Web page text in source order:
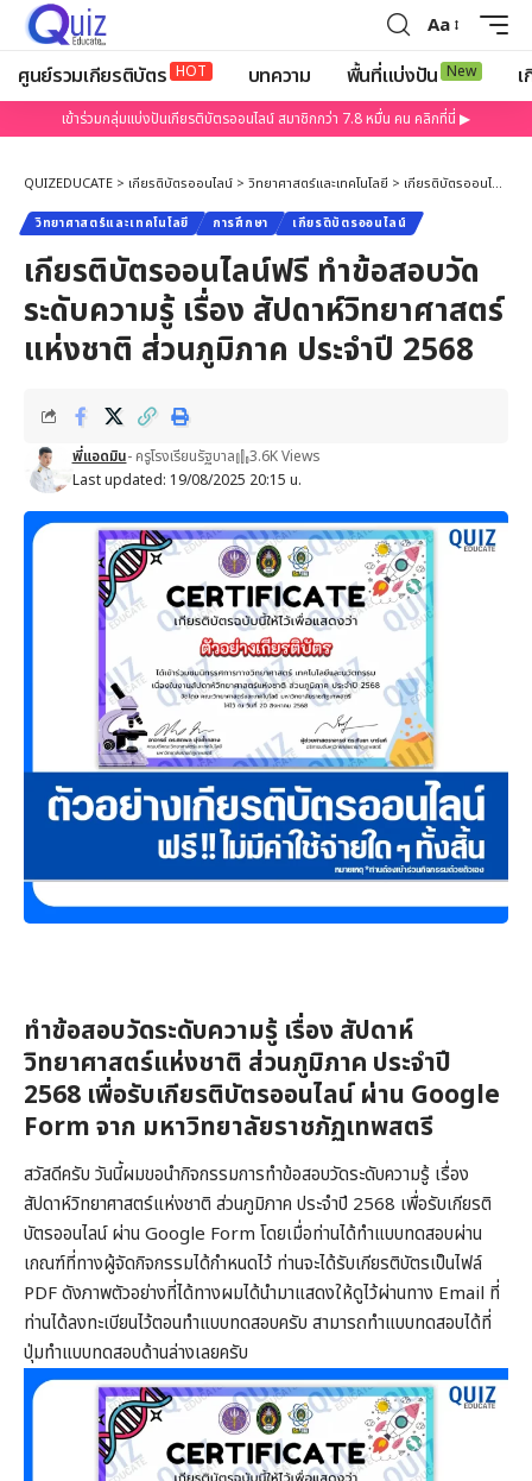
Aa
ศูนย์รวมเกียรติบัตร HOT บทความ พื้นที่แบ่งปัน New
เข้าร่วมกลุ่มแบ่งปันเกียรติบัตรออนไลน์ สมาชิกกว่า 7.8 หมื่น คน คลิกที่นี่ ▶
QUIZEDUCATE > เกียรติบัตรออนไลน์ > วิทยาศาสตร์และเทคโนโลยี > เกียรติบัตรออนไลน์ฟรี ทำข้อสอบวัดระดับความรู้ เรื่อง สัปดาห์วิทยาศาสตร์แห่งชาติ ส่วนภูมิภาค ประจำปี 2568
วิทยาศาสตร์และเทคโนโลยี การศึกษา เกียรติบัตรออนไลน์
เกียรติบัตรออนไลน์ฟรี ทำข้อสอบวัด
ระดับความรู้ เรื่อง สัปดาห์วิทยาศาสตร์
แห่งชาติ ส่วนภูมิภาค ประจำปี 2568
Last updated: 19/08/2025 20:15 น.
พี่แอดมิน- ครูโรงเรียนรัฐบาล 3.6K Views
ทำข้อสอบวัดระดับความรู้ เรื่อง สัปดาห์
วิทยาศาสตร์แห่งชาติ ส่วนภูมิภาค ประจำปี
2568 เพื่อรับเกียรติบัตรออนไลน์ ผ่าน Google
Form จาก มหาวิทยาลัยราชภัฏเทพสตรี
สวัสดีครับ วันนี้ผมขอนำกิจกรรมการทำข้อสอบวัดระดับความรู้ เรื่อง
สัปดาห์วิทยาศาสตร์แห่งชาติ ส่วนภูมิภาค ประจำปี 2568 เพื่อรับเกียรติ
บัตรออนไลน์ ผ่าน Google Form โดยเมื่อท่านได้ทำแบบทดสอบผ่าน
เกณฑ์ที่ทางผู้จัดกิจกรรมได้กำหนดไว้ ท่านจะได้รับเกียรติบัตรเป็นไฟล์
PDF ดังภาพตัวอย่างที่ได้ทางผมได้นำมาแสดงให้ดูไว้ผ่านทาง Email ที่
ท่านได้ลงทะเบียนไว้ตอนทำแบบทดสอบครับ สามารถทำแบบทดสอบได้ที่
ปุ่มทำแบบทดสอบด้านล่างเลยครับ